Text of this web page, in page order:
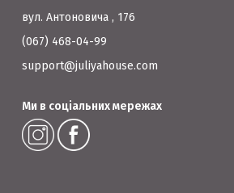
вул. Антоновича , 176
(067) 468-04-99
support@juliyahouse.com
Ми в соціальних мережах